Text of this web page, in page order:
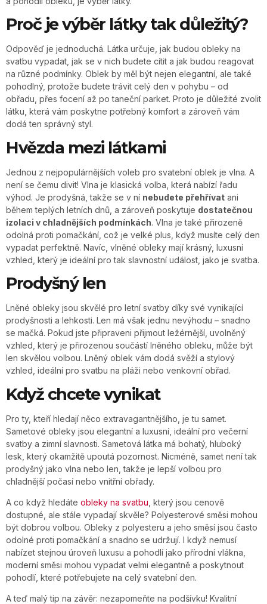
Proč je výběr látky tak důležitý?
Odpověď je jednoduchá. Látka určuje, jak budou obleky na
svatbu vypadat, jak se v nich budete cítit a jak budou reagovat
na různé podmínky. Oblek by měl být nejen elegantní, ale také
pohodlný, protože budete trávit celý den v pohybu – od
obřadu, přes focení až po taneční parket. Proto je důležité zvolit
látku, která vám poskytne potřebný komfort a zároveň vám
dodá ten správný styl.
Hvězda mezi látkami
Jednou z nejpopulárnějších voleb pro svatební oblek je vlna. A
není se čemu divit! Vlna je klasická volba, která nabízí řadu
výhod. Je prodyšná, takže se v ní nebudete přehřívat ani
během teplých letních dnů, a zároveň poskytuje dostatečnou
izolaci v chladnějších podmínkách. Vlna je také přirozeně
odolná proti pomačkání, což je velké plus, když musíte celý den
vypadat perfektně. Navíc, vlněné obleky mají krásný, luxusní
vzhled, který je ideální pro tak slavnostní událost, jako je svatba.
Prodyšný len
Lněné obleky jsou skvělé pro letní svatby díky své vynikající
prodyšnosti a lehkosti. Len má však jednu nevýhodu – snadno
se mačká. Pokud jste připraveni přijmout ležérnější, uvolněný
vzhled, který je přirozenou součástí lněného obleku, může být
len skvělou volbou. Lněný oblek vám dodá svěží a stylový
vzhled, ideální pro svatbu na pláži nebo venkovní obřad.
Když chcete vynikat
Pro ty, kteří hledají něco extravagantnějšího, je tu samet.
Sametové obleky jsou elegantní a luxusní, ideální pro večerní
svatby a zimní slavnosti. Sametová látka má bohatý, hluboký
lesk, který okamžitě upoutá pozornost. Nicméně, samet není tak
prodyšný jako vlna nebo len, takže je lepší volbou pro
chladnější počasí nebo vnitřní obřady.
A co když hledáte obleky na svatbu , který jsou cenově
dostupné, ale stále vypadají skvěle? Polyesterové směsi mohou
být dobrou volbou. Obleky z polyesteru a jeho směsí jsou často
odolné proti pomačkání a snadno se udržují. I když nemusí
nabízet stejnou úroveň luxusu a pohodlí jako přírodní vlákna,
moderní směsi mohou vypadat velmi elegantně a poskytnout
pohodlí, které potřebujete na celý svatební den.
A teď malý tip na závěr: nezapomeňte na podšívku! Kvalitní